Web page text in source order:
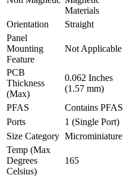
Materials
Orientation
Straight
Panel
Mounting
Feature
Not Applicable
PCB
Thickness
(Max)
0.062 Inches
(1.57 mm)
PFAS
Contains PFAS
Ports
1 (Single Port)
Size Category Microminiature
Temp (Max
Degrees
Celsius)
165